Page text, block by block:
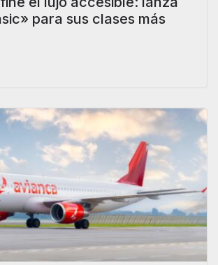
para sus clases más